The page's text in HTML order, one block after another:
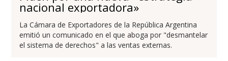
nacional exportadora»
La Cámara de Exportadores de la República Argentina
emitió un comunicado en el que aboga por "desmantelar
el sistema de derechos" a las ventas externas.